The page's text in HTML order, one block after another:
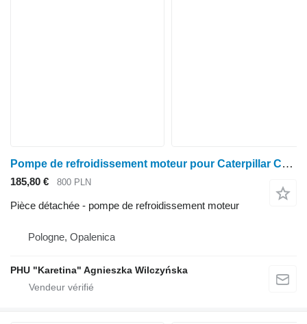
Pompe de refroidissement moteur pour Caterpillar Cat Perkins 1106D C6.6
185,80 € 800 PLN
Pièce détachée - pompe de refroidissement moteur
Pologne, Opalenica
PHU "Karetina" Agnieszka Wilczyńska